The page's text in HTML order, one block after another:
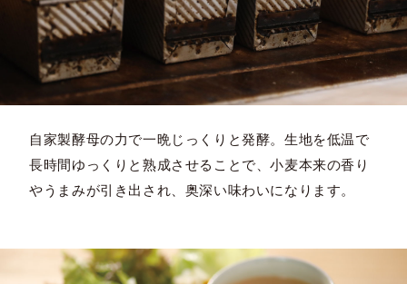
自家製酵母の力で一晩じっくりと発酵。生地を低温で
長時間ゆっくりと熟成させることで、小麦本来の香り
やうまみが引き出され、奥深い味わいになります。